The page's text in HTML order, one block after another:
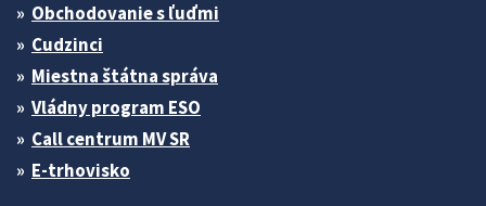
Obchodovanie s ľuďmi
Cudzinci
Miestna štátna správa
Vládny program ESO
Call centrum MV SR
E-trhovisko